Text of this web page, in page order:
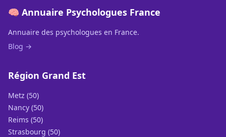
🧠 Annuaire Psychologues France
Annuaire des psychologues en France.
Blog →
Région Grand Est
Metz (50)
Nancy (50)
Reims (50)
Strasbourg (50)